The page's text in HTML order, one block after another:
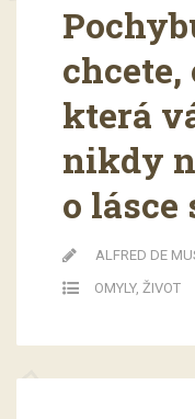
která
nikdy
o lásce
ALFRED DE
OMYLY, ŽIVOT